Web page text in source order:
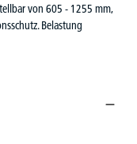
von 605 - 1255 mm,
Belastung